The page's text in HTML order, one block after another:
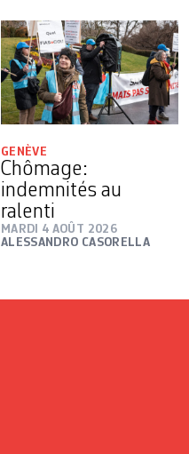
GENÈVE
Chômage:
indemnités au
ralenti
MARDI 4 AOÛT 2026
ALESSANDRO CASORELLA